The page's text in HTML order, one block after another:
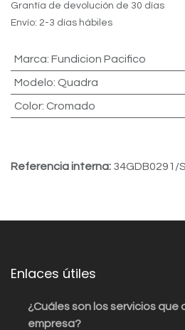
Grantía de devolución de 30 días
Envío: 2-3 días hábiles
Marca: Fundicion Pacifico
Modelo: Quadra
Color: Cromado
Referencia interna: 34GDB0291/
Enlaces útiles
¿Cuáles son los servicios que
empresa?